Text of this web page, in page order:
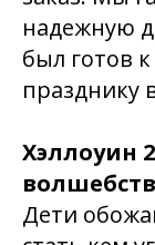
надежную
был готов
празднику
Хэллоуин
Дети